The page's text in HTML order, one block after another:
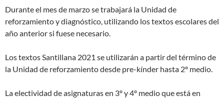
Durante el mes de marzo se trabajará la Unidad de
reforzamiento y diagnóstico, utilizando los textos escolares del
año anterior si fuese necesario.
Los textos Santillana 2021 se utilizarán a partir del término de
la Unidad de reforzamiento desde pre-kínder hasta 2º medio.
La electividad de asignaturas en 3º y 4º medio que está en